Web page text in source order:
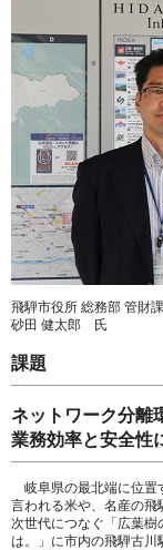
飛騨市役所 総務部 管財
砂田 健太郎 氏
課題
ネットワーク分離
業務効率と安全性
岐阜県の最北端に位置
言われる米や、名産の飛
次世代につなぐ「広葉
は。」に市内の飛騨古川